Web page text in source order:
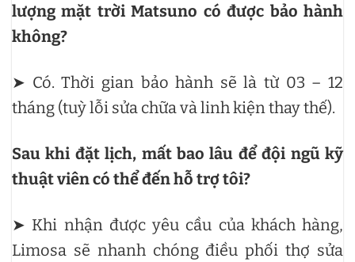
lượng mặt trời Matsuno có được bảo hành
không?
➤ Có. Thời gian bảo hành sẽ là từ 03 – 12
tháng (tuỳ lỗi sửa chữa và linh kiện thay thế).
Sau khi đặt lịch, mất bao lâu để đội ngũ kỹ
thuật viên có thể đến hỗ trợ tôi?
➤ Khi nhận được yêu cầu của khách hàng,
Limosa sẽ nhanh chóng điều phối thợ sửa